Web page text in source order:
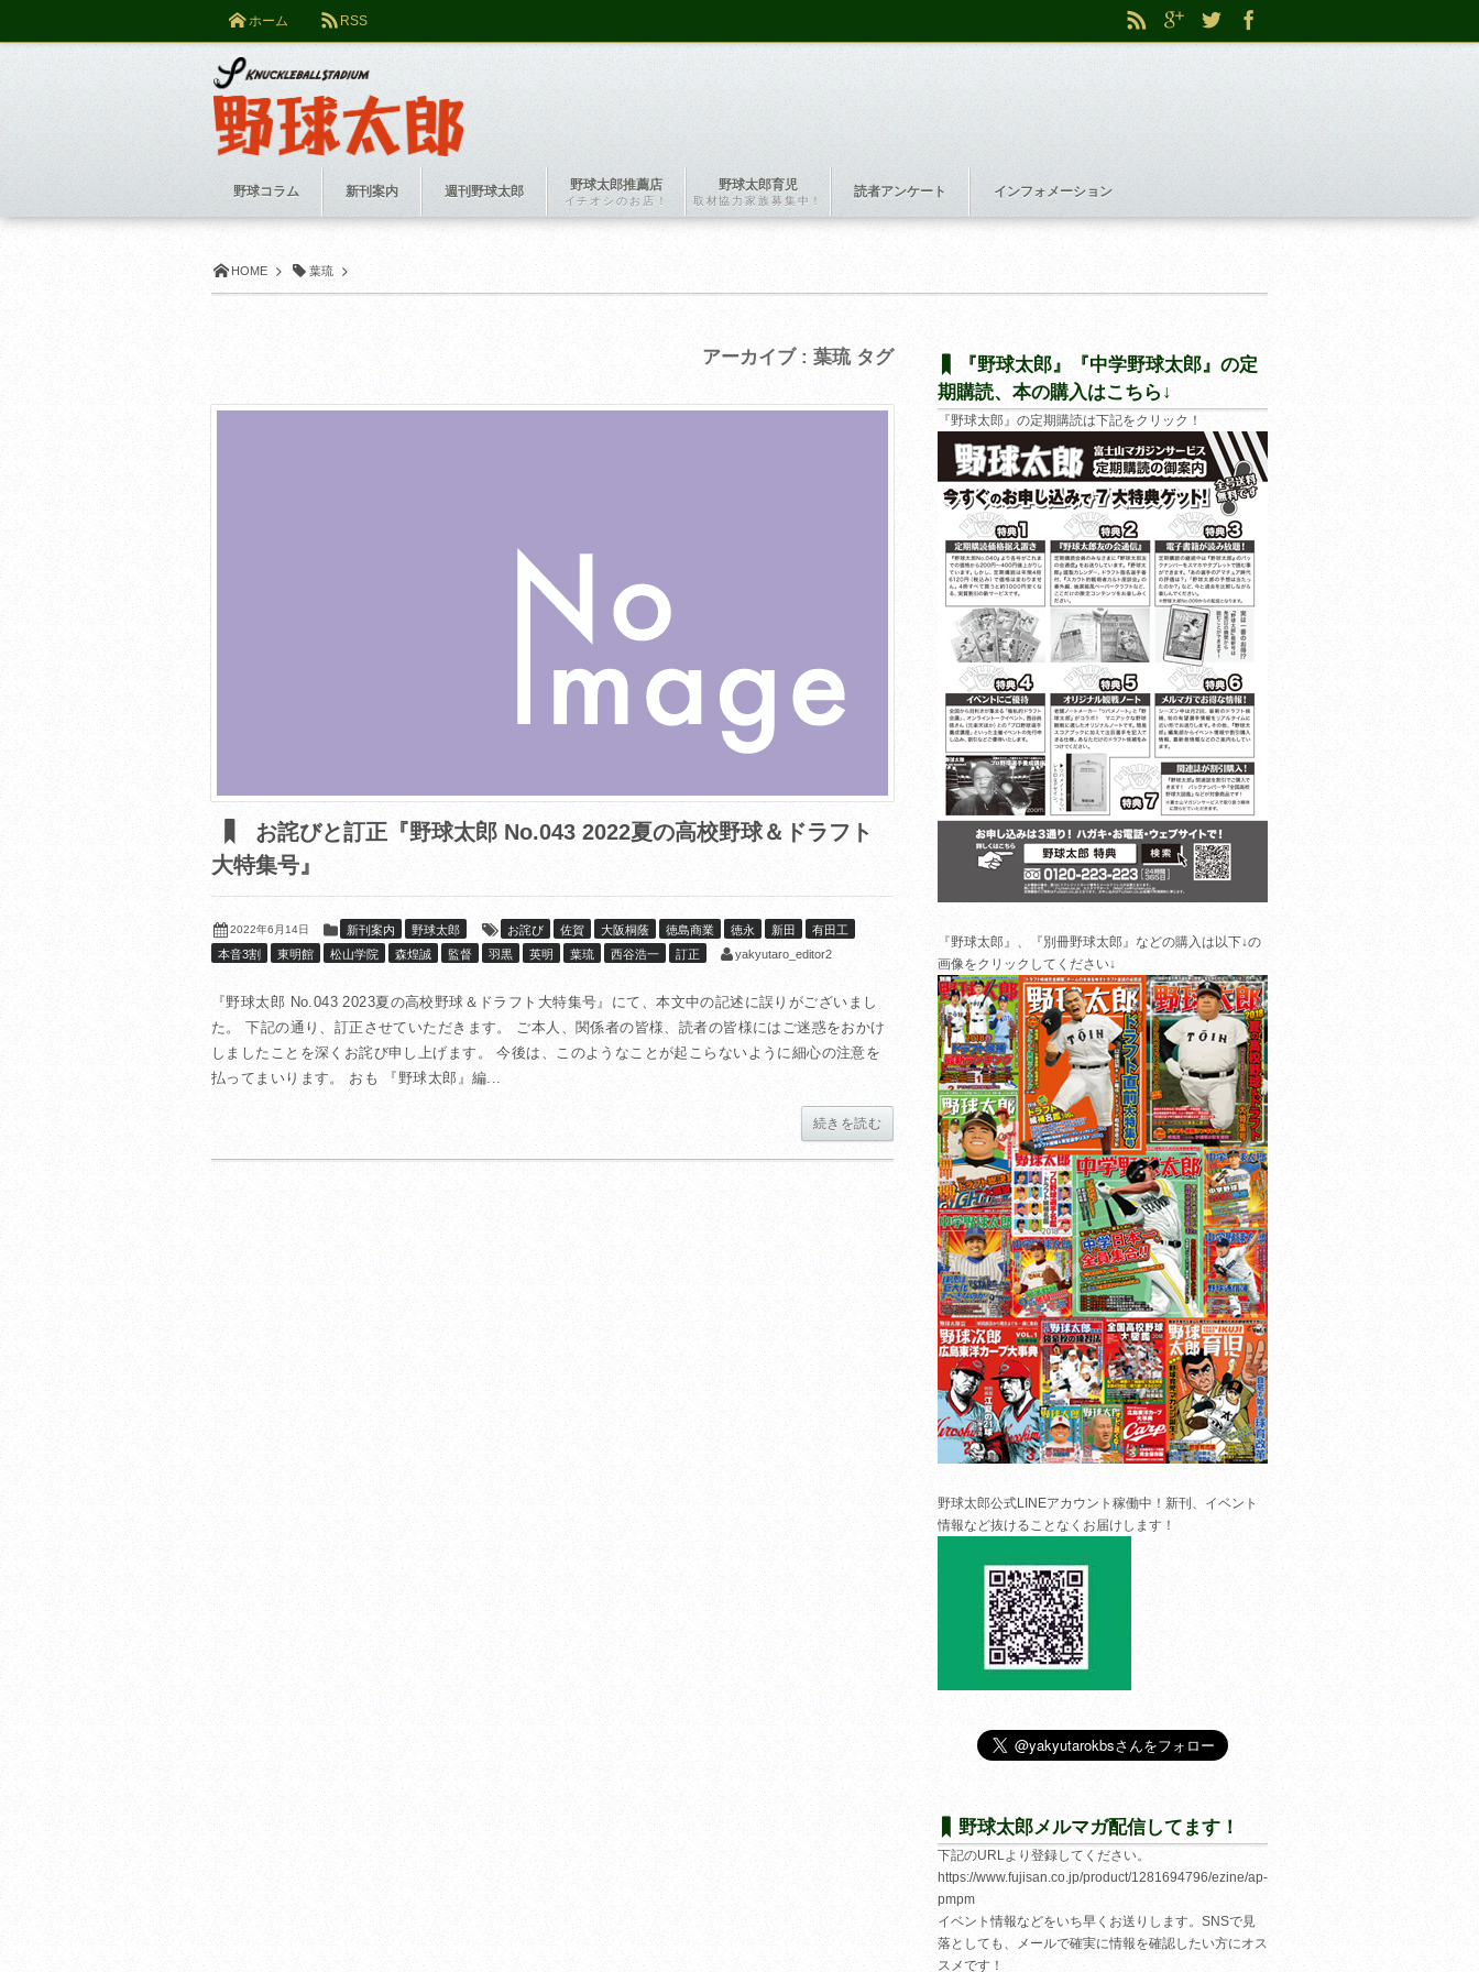
HOME 葉琉
アーカイブ : 葉琉 タグ
お詫びと訂正『野球太郎 No.043 2022夏の高校野球＆ドラフト
大特集号』
2022年6月14日 新刊案内 野球太郎 お詫び 佐賀 大阪桐蔭 徳島商業 徳永 新田
有田工
本音3割
東明館 松山学院 森煌誠 監督 羽黒 英明 葉琉 西谷浩一 訂正 yakyutaro_editor2
『野球太郎 No.043 2023夏の高校野球＆ドラフト大特集号』にて、本文中の記述に誤りがございまし
た。 下記の通り、訂正させていただきます。 ご本人、関係者の皆様、読者の皆様にはご迷惑をおかけ
しましたことを深くお詫び申し上げます。 今後は、このようなことが起こらないように細心の注意を
払ってまいります。 おも 『野球太郎』編...
続きを読む
『野球太郎』『中学野球太郎』の定
期購読、本の購入はこちら↓
『野球太郎』の定期購読は下記をクリック！
『野球太郎』、『別冊野球太郎』などの購入は以下↓の
画像をクリックしてください↓
野球太郎公式LINEアカウント稼働中！新刊、イベント
情報など抜けることなくお届けします！
野球太郎メルマガ配信してます！
下記のURLより登録してください。
https://www.fujisan.co.jp/product/1281694796/ezine/ap-
pmpm
イベント情報などをいち早くお送りします。SNSで見
落としても、メールで確実に情報を確認したい方にオス
スメです！
ホーム RSS
野球コラム 新刊案内 週刊野球太郎 野球太郎推薦店
イチオシのお店！
野球太郎育児
取材協力家族募集中！
読者アンケート インフォメーション